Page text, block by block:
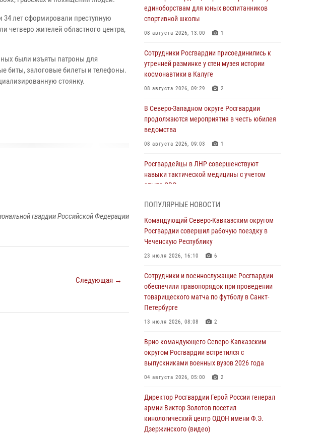
34 лет сформировали преступную
четверо жителей областного центра,
были изъяты патроны для
биты, залоговые билеты и телефоны.
стоянку.
гвардии Российской Федерации
Следующая →
единоборствам для юных воспитанников
спортивной школы
08 августа 2026, 13:00 1
Сотрудники Росгвардии присоединились к
утренней разминке у стен музея истории
космонавтики в Калуге
08 августа 2026, 09:29 2
В Северо-Западном округе Росгвардии
продолжаются мероприятия в честь юбилея
ведомства
08 августа 2026, 09:03 1
Росгвардейцы в ЛНР совершенствуют
навыки тактической медицины с учетом
опыта СВО
ОМОН «Ойрат» Управления Росгвардии по
Республике Калмыкия исполнилось 20 лет
08 августа 2026, 07:00
Росгвардии встретились с участником
патриотического проекта «Дорогой
Ломоносова — дорогой к Победе в СВО»
(видео)
08 августа 2026, 07:00
В Кабардино-Балкарии сотрудники
Росгвардии провели турнир по настольному
теннису ко Дню физкультурника
08 августа 2026, 07:00
Росгвардейцы обеспечили безопасность
«Поезда Победы» в Кузбассе
08 августа 2026, 07:00
ПОПУЛЯРНЫЕ НОВОСТИ
Командующий Северо-Кавказским округом
Росгвардии совершил рабочую поездку в
Чеченскую Республику
23 июля 2026, 16:10 6
Сотрудники и военнослужащие Росгвардии
обеспечили правопорядок при проведении
товарищеского матча по футболу в Санкт-
Петербурге
13 июля 2026, 08:08 2
Врио командующего Северо-Кавказским
округом Росгвардии встретился с
выпускниками военных вузов 2026 года
04 августа 2026, 05:00 2
Директор Росгвардии Герой России генерал
армии Виктор Золотов посетил
кинологический центр ОДОН имени Ф.Э.
Дзержинского (видео)